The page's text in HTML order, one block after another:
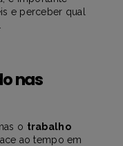
e perceber qual
nas
o trabalho
ao tempo em